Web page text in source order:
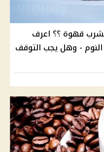
قهوة ؟؟ اعرف
النوم - وهل يجب التوقف